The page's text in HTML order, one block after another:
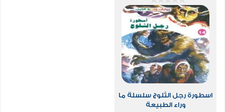
اسطورة رجل الثلوج سلسلة ما
وراء الطبيعة